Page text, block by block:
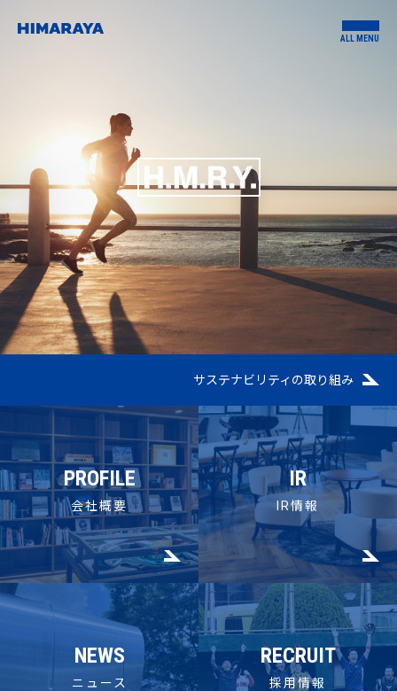
ALL MENU
サステナビリティの取り組み
PROFILE
会社概要
IR
IR情報
NEWS
ニュース
RECRUIT
採用情報